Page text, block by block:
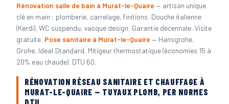
Rénovation salle de bain à Murat-le-Quaire — artisan unique
clé en main : plomberie, carrelage, finitions. Douche italienne
(Kerdi), WC suspendu, vasque design. Garantie décennale. Visite
gratuite. Pose sanitaire à Murat-le-Quaire — Hansgrohe,
Grohe, Ideal Standard. Mitigeur thermostatique (économies 15 à
20% eau chaude). DTU 60.
RÉNOVATION RÉSEAU SANITAIRE ET CHAUFFAGE À
MURAT-LE-QUAIRE — TUYAUX PLOMB, PER NORMES